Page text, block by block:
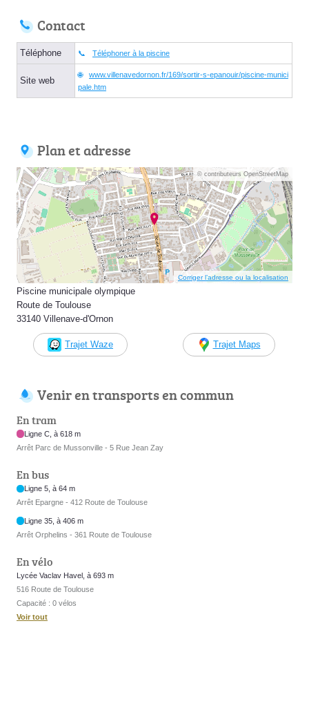
Contact
Téléphone Téléphoner à la piscine
Site web
www.villenavedornon.fr/169/sortir-s-epanouir/piscine-munici
pale.htm
Plan et adresse
© contributeurs OpenStreetMap
Corriger l’adresse ou la localisation
Piscine municipale olympique
Route de Toulouse
33140 Villenave-d'Ornon
Trajet Waze Trajet Maps
Venir en transports en commun
En tram
Ligne C, à 618 m
Arrêt Parc de Mussonville - 5 Rue Jean Zay
En bus
Ligne 5, à 64 m
Arrêt Epargne - 412 Route de Toulouse
Ligne 35, à 406 m
Arrêt Orphelins - 361 Route de Toulouse
En vélo
Lycée Vaclav Havel, à 693 m
516 Route de Toulouse
Capacité : 0 vélos
Voir tout